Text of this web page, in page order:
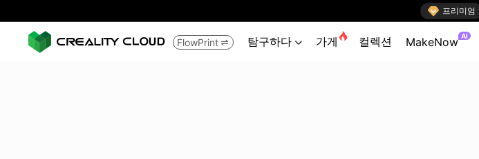
 프리미엄
FlowPrint  탐구하다  가게  컬렉션 MakeNow AI